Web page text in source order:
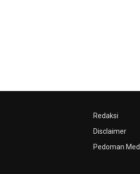
Redaksi
Disclaimer
Pedoman